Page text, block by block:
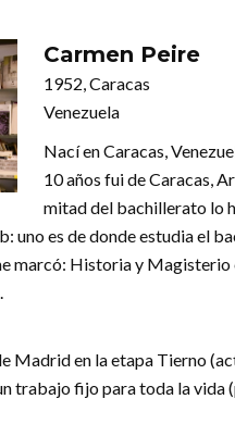
Carmen Peire
1952, Caracas
Venezuela
Nací en Caracas,
10 años fui de Caracas,
mitad del bachillerato lo
uno es de donde estudia el
marcó: Historia y Magisterio
Madrid en la etapa Tierno
trabajo fijo para toda la vida